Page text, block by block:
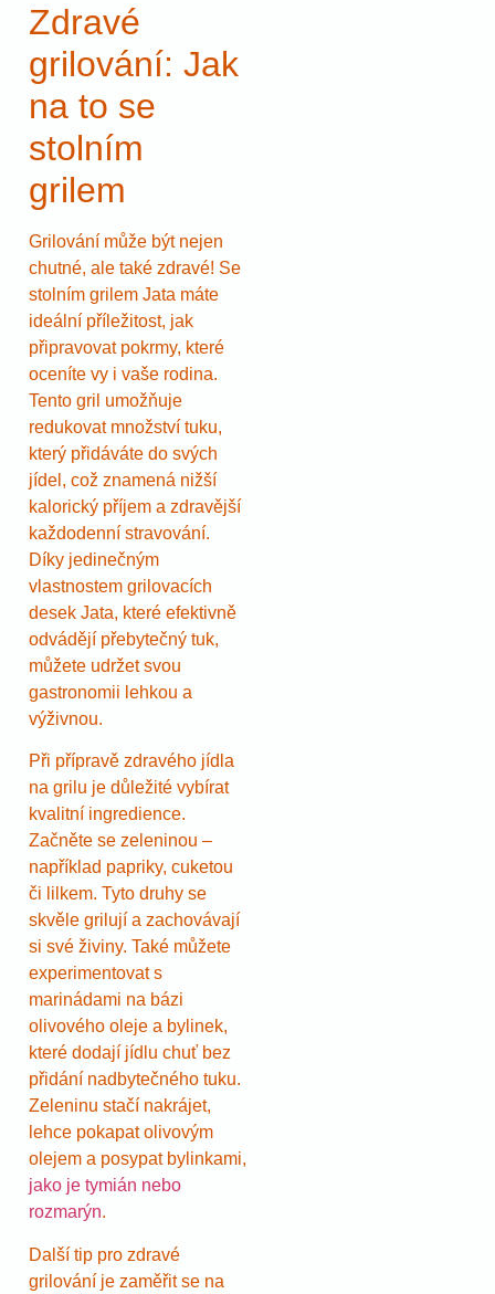
Zdravé
grilování: Jak
na to se
stolním
grilem
Grilování může být nejen
chutné, ale také zdravé! Se
stolním grilem Jata máte
ideální příležitost, jak
připravovat pokrmy, které
oceníte vy i vaše rodina.
Tento gril umožňuje
redukovat množství tuku,
který přidáváte do svých
jídel, což znamená nižší
kalorický příjem a zdravější
každodenní stravování.
Díky jedinečným
vlastnostem grilovacích
desek Jata, které efektivně
odvádějí přebytečný tuk,
můžete udržet svou
gastronomii lehkou a
výživnou.
Při přípravě zdravého jídla
na grilu je důležité vybírat
kvalitní ingredience.
Začněte se zeleninou –
například papriky, cuketou
či lilkem. Tyto druhy se
skvěle grilují a zachovávají
si své živiny. Také můžete
experimentovat s
marinádami na bázi
olivového oleje a bylinek,
které dodají jídlu chuť bez
přidání nadbytečného tuku.
Zeleninu stačí nakrájet,
lehce pokapat olivovým
olejem a posypat bylinkami,
jako je tymián nebo
rozmarýn.
Další tip pro zdravé
grilování je zaměřit se na